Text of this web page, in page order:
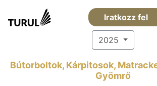
Iratkozz fel
2025
Bútorboltok, Kárpitosok,
Gyömrő